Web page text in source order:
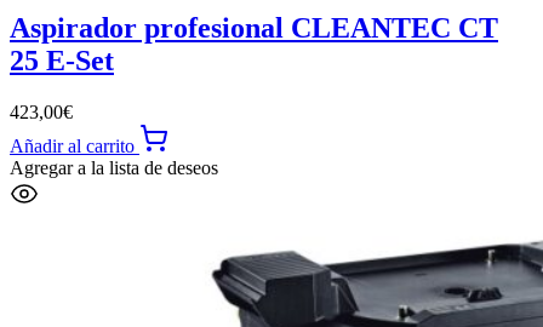
Aspirador profesional CLEANTEC CT
25 E-Set
423,00€
Añadir al carrito
Agregar a la lista de deseos